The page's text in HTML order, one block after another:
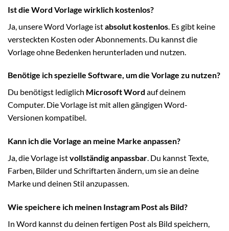
Ist die Word Vorlage wirklich kostenlos?
Ja, unsere Word Vorlage istabsolut kostenlos . Es gibt keine
versteckten Kosten oder Abonnements. Du kannst die
Vorlage ohne Bedenken herunterladen und nutzen.
Benötige ich spezielle Software, um die Vorlage zu nutzen?
Du benötigst lediglich Microsoft Word auf deinem
Computer. Die Vorlage ist mit allen gängigen Word-
Versionen kompatibel.
Kann ich die Vorlage an meine Marke anpassen?
Ja, die Vorlage istvollständig anpassbar. Du kannst Texte,
Farben, Bilder und Schriftarten ändern, um sie an deine
Marke und deinen Stil anzupassen.
Wie speichere ich meinen Instagram Post als Bild?
In Word kannst du deinen fertigen Post als Bild speichern,